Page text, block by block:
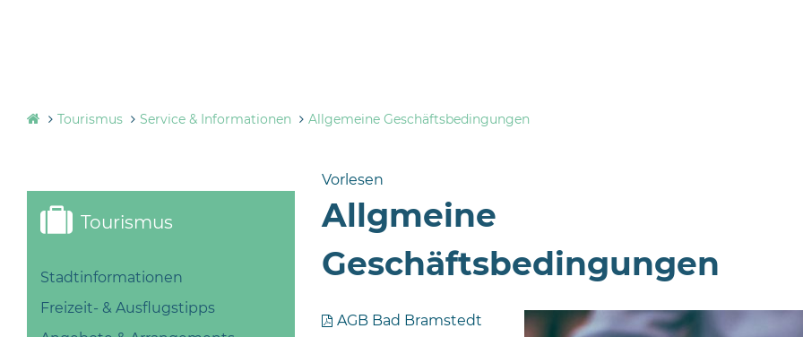
Tourismus Service & Informationen Allgemeine Geschäftsbedingungen
Vorlesen
Tourismus
Stadtinformationen
Freizeit- & Ausflugstipps
Allgmeine
Geschäftsbedingungen
AGB Bad Bramstedt